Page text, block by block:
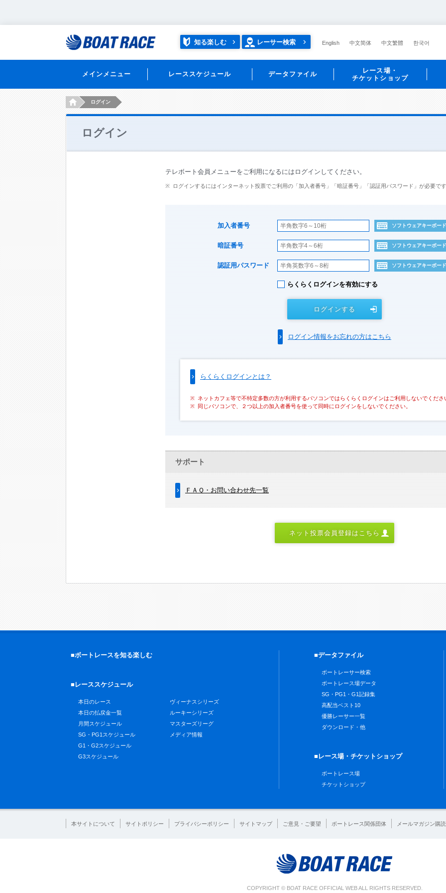
知る楽しむ レーサー検索 English 中文简体 中文繁體 한국어
メインメニュー レーススケジュール データファイル
レース場・
チケットショップ
HOMEログイン
ログイン
テレボート会員メニューをご利用になるにはログインしてください。
ログインするにはインターネット投票でご利用の「加入者番号」「暗証番号」「認証用パスワード」が必要です
加入者番号 ソフトウェアキーボード
暗証番号 ソフトウェアキーボード
認証用パスワード ソフトウェアキーボード
らくらくログインを有効にする
ログインする
ログイン情報をお忘れの方はこちら
らくらくログインとは？
ネットカフェ等で不特定多数の方が利用するパソコンではらくらくログインはご利用しないでくださ
同じパソコンで、２つ以上の加入者番号を使って同時にログインをしないでください。
サポート
ＦＡＱ・お問い合わせ先一覧
ネット投票会員登録はこちら
■ボートレースを知る楽しむ
■レーススケジュール
本日のレース
本日の払戻金一覧
月間スケジュール
SG・PG1スケジュール
G1・G2スケジュール
G3スケジュール
ヴィーナスシリーズ
ルーキーシリーズ
マスターズリーグ
メディア情報
■データファイル
ボートレーサー検索
ボートレース場データ
SG・PG1・G1記録集
高配当ベスト10
優勝レーサー一覧
ダウンロード・他
■レース場・チケットショップ
ボートレース場
チケットショップ
本サイトについて サイトポリシー プライバシーポリシー サイトマップ ご意見・ご要望 ボートレース関係団体 メールマガジン購読
COPYRIGHT © BOAT RACE OFFICIAL WEB ALL RIGHTS RESERVED.